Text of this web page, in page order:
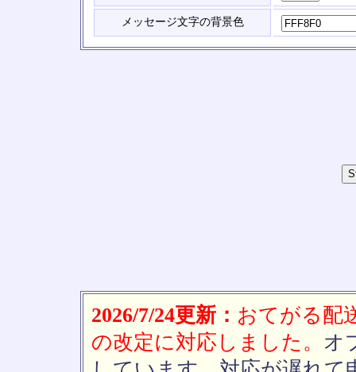
メッセージ文字の背景色
2026/7/24更新： おてがる配
の改定に対応しました。 オ